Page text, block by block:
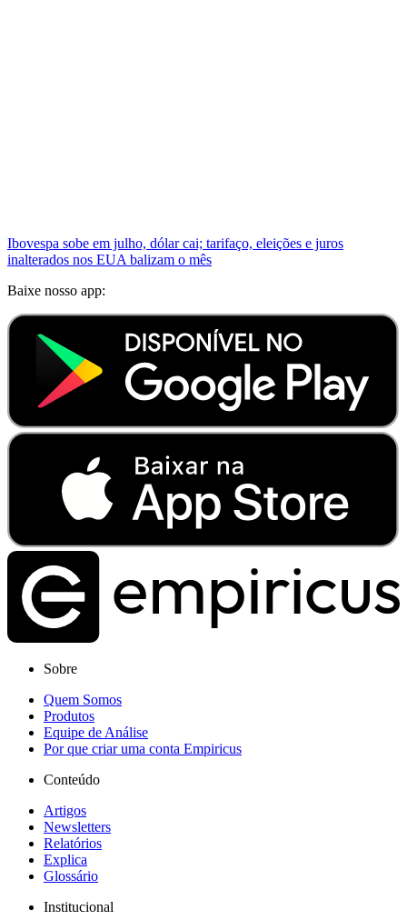
Ibovespa sobe em julho, dólar cai; tarifaço, eleições e juros
inalterados nos EUA balizam o mês
Baixe nosso app:
Sobre
Quem Somos
Produtos
Equipe de Análise
Por que criar uma conta Empiricus
Conteúdo
Artigos
Newsletters
Relatórios
Explica
Glossário
Institucional